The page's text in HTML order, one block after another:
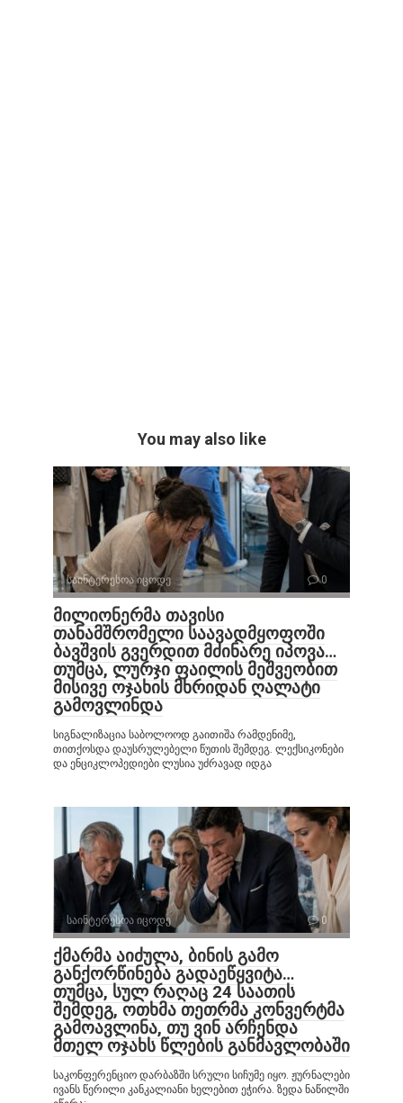
You may also like
საინტერესოა იცოდე 0
მილიონერმა თავისი
თანამშრომელი საავადმყოფოში
ბავშვის გვერდით მძინარე იპოვა…
თუმცა, ლურჯი ფაილის მეშვეობით
მისივე ოჯახის მხრიდან ღალატი
გამოვლინდა
სიგნალიზაცია საბოლოოდ გაითიშა რამდენიმე,
თითქოსდა დაუსრულებელი წუთის შემდეგ. ლექსიკონები
და ენციკლოპედიები ლუსია უძრავად იდგა
საინტერესოა იცოდე 0
ქმარმა აიძულა, ბინის გამო
განქორწინება გადაეწყვიტა…
თუმცა, სულ რაღაც 24 საათის
შემდეგ, ოთხმა თეთრმა კონვერტმა
გამოავლინა, თუ ვინ არჩენდა
მთელ ოჯახს წლების განმავლობაში
საკონფერენციო დარბაზში სრული სიჩუმე იყო. ჟურნალები
ივანს წერილი კანკალიანი ხელებით ეჭირა. ზედა ნაწილში